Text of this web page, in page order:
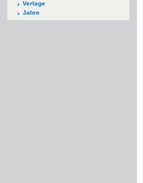
Verlage
Jahre